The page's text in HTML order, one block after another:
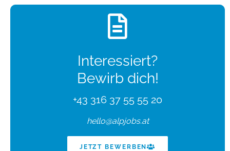
Interessiert?
Bewirb dich!
+43 316 37 55 55 20
hello@alpjobs.at
JETZT BEWERBEN